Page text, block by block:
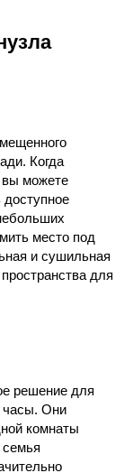
Когда
вы можете
место под
и сушильная
для
решение для
часы. Они
комнаты
семья